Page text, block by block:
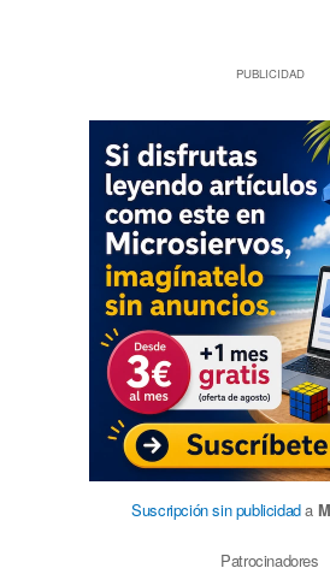
PUBLICIDAD
Suscripción sin publicidada
Patrocinadores